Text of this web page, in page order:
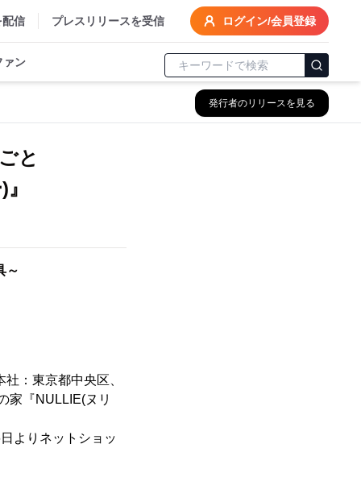
配信 プレスリリースを受信 ログイン/会員登録
ァン
発行者のリリースを見る
ごと
～
：東京都中央区、
家『NULLIE(ヌリ
よりネットショッ